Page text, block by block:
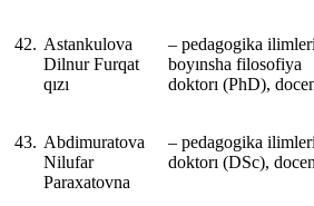
42. Astankulova
Dilnur Furqat
qızı
‒ pedagogika
boyınsha filosofiya
doktorı (PhD),
43. Abdimuratova
Nilufar
Paraxatovna
‒ pedagogika
doktorı (DSc),